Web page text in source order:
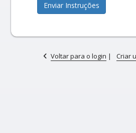
Enviar Instruções
Voltar para o login | Criar